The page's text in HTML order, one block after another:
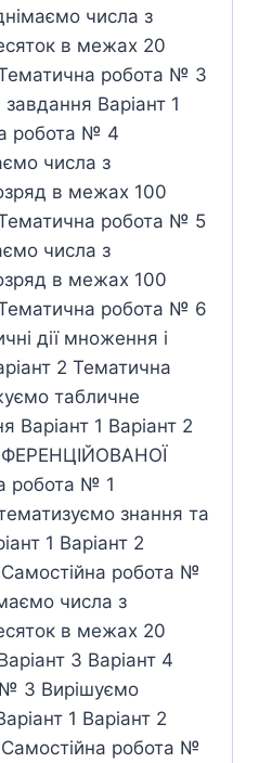
числа з
в межах 20
Тематична робота № 3
Варіант 1
робота № 4
числа з
в межах 100
Тематична робота № 5
числа з
в межах 100
Тематична робота № 6
дії множення і
2 Тематична
табличне
Варіант 1 Варіант 2
робота № 1
знання та
1 Варіант 2
Самостійна робота №
числа з
в межах 20
3 Варіант 4
№ 3 Вирішуємо
1 Варіант 2
Самостійна робота №